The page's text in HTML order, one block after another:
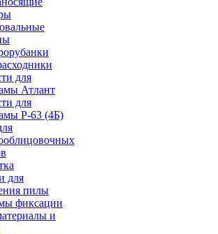
для
Атлант
для
Р-63 (4Б)
для
пилы
фиксации
и